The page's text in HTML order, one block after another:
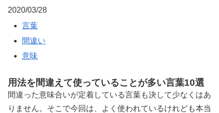
2020/03/28
言葉
間違い
意味
用法を間違えて使っていることが多い言葉10選
間違った意味合いが定着している言葉も決して少なくはあ
りません。そこで今回は、よく使われているけれども本当